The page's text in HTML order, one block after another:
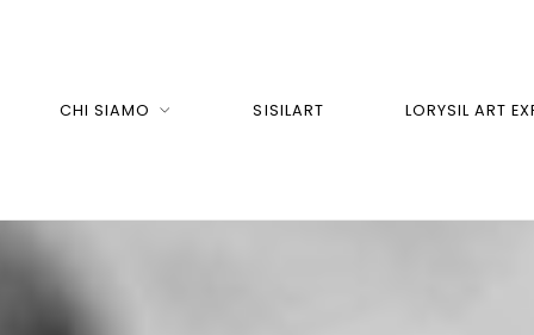
CHI SIAMO SISILART LORYSIL ART